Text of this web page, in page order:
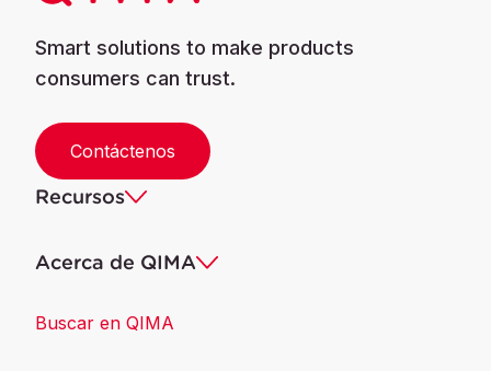
Smart solutions to make products
consumers can trust.
Contáctenos
Recursos
Acerca de QIMA
Buscar en QIMA